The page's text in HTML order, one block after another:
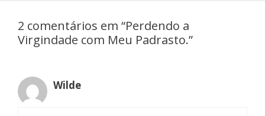
2 comentários em “Perdendo a
Virgindade com Meu Padrasto.”
Wilde